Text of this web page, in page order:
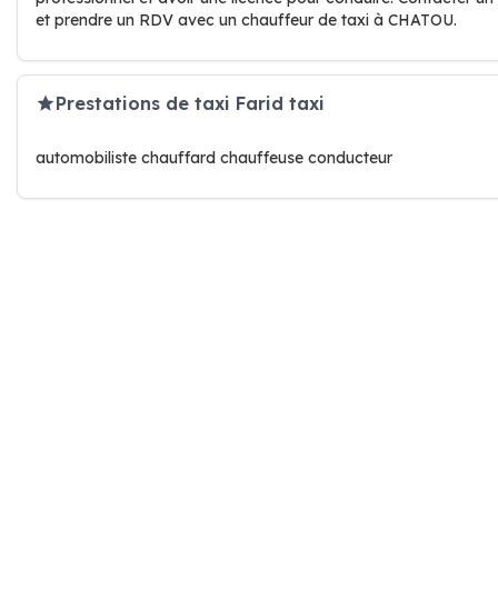
et prendre un RDV avec un chauffeur de taxi à CHATOU.
Prestations de taxi Farid taxi
automobiliste chauffard chauffeuse conducteur